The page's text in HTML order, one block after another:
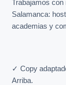
Trabajamos
Salamanca:
academias y
✓ Copy
Arriba.